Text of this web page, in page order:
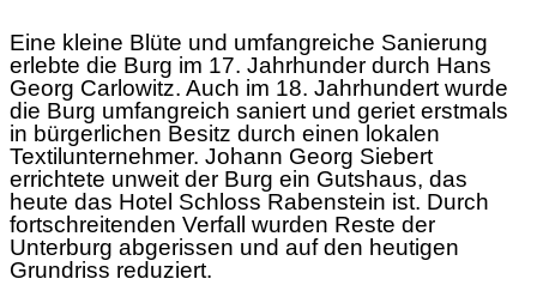
Eine kleine Blüte und umfangreiche Sanierung
erlebte die Burg im 17. Jahrhunder durch Hans
Georg Carlowitz. Auch im 18. Jahrhundert wurde
die Burg umfangreich saniert und geriet erstmals
in bürgerlichen Besitz durch einen lokalen
Textilunternehmer. Johann Georg Siebert
errichtete unweit der Burg ein Gutshaus, das
heute das Hotel Schloss Rabenstein ist. Durch
fortschreitenden Verfall wurden Reste der
Unterburg abgerissen und auf den heutigen
Grundriss reduziert.